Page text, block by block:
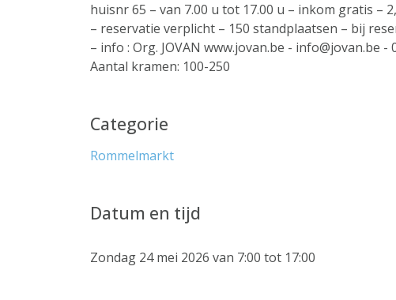
huisnr 65 – van 7.00 u tot 17.00 u – inkom gratis –
– reservatie verplicht – 150 standplaatsen – bij
– info : Org. JOVAN www.jovan.be - info@jovan.be -
Aantal kramen: 100-250
Categorie
Rommelmarkt
Datum en tijd
Zondag 24 mei 2026 van 7:00 tot 17:00